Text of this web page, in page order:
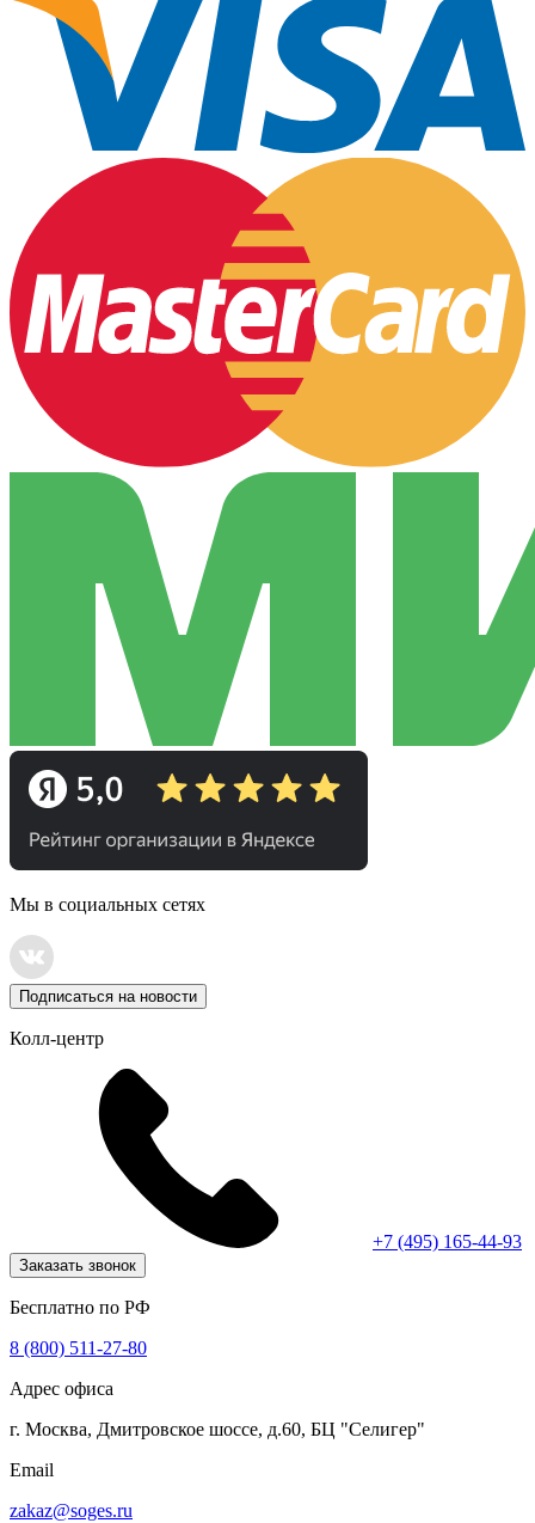
Мы в социальных сетях
Подписаться на новости
Колл-центр
+7 (495) 165-44-93
Заказать звонок
Бесплатно по РФ
8 (800) 511-27-80
Адрес офиса
г. Москва, Дмитровское шоссе, д.60, БЦ "Селигер"
Email
zakaz@soges.ru